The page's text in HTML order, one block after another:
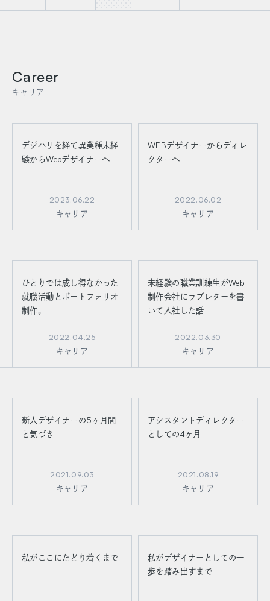
キャリア
Career
デジハリを経て異業種未経
験からWebデザイナーへ
2023.06.22
キャリア
WEBデザイナーからディレ
クターへ
2022.06.02
キャリア
ひとりでは成し得なかった
就職活動とポートフォリオ
制作。
2022.04.25
キャリア
未経験の職業訓練生がWeb
制作会社にラブレターを書
いて入社した話
2022.03.30
キャリア
新人デザイナーの5ヶ月間
と気づき
2021.09.03
キャリア
アシスタントディレクター
としての4ヶ月
2021.08.19
キャリア
私がここにたどり着くまで
私がデザイナーとしての一
歩を踏み出すまで